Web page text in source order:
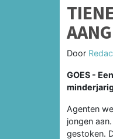
Door
GOES -
Agenten
jongen
gestoken.